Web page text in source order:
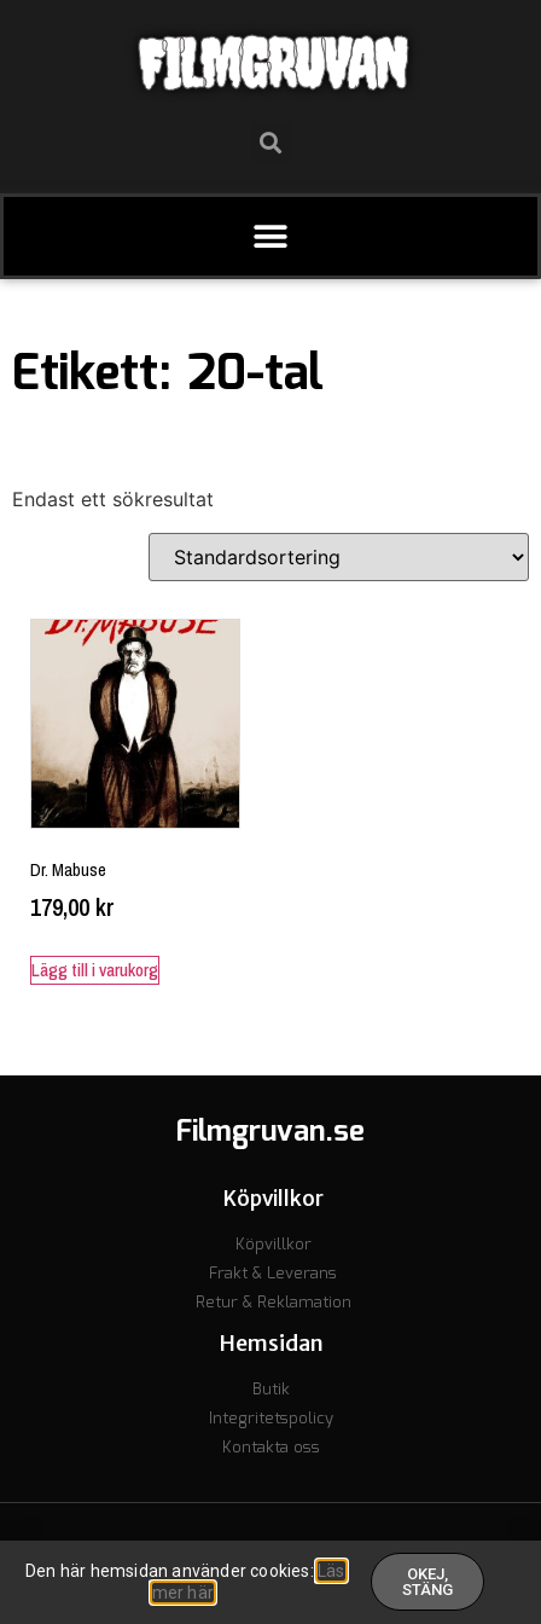
FILMGRUVAN
Etikett: 20-tal
Endast ett sökresultat
Dr. Mabuse
179,00 kr
Lägg till i varukorg
Filmgruvan.se
Köpvillkor
Köpvillkor
Frakt & Leverans
Retur & Reklamation
Hemsidan
Butik
Integritetspolicy
Kontakta oss
Skapad av inkomstguiden
Den här hemsidan använder cookies:Läs
mer här.
OKEJ,
STÄNG